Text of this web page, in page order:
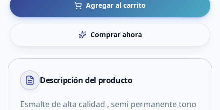
Agregar al carrito
Comprar ahora
Descripción del producto
Esmalte de alta calidad , semi permanente tono